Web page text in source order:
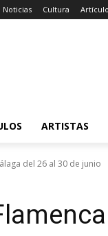
Noticias Cultura
ARTISTAS
del 26 al 30 de junio